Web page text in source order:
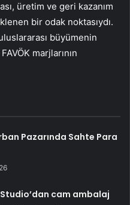
üretim ve geri kazanım
bir odak noktasıydı.
büyümenin
marjlarının
Pazarında Sahte Para
cam ambalaj